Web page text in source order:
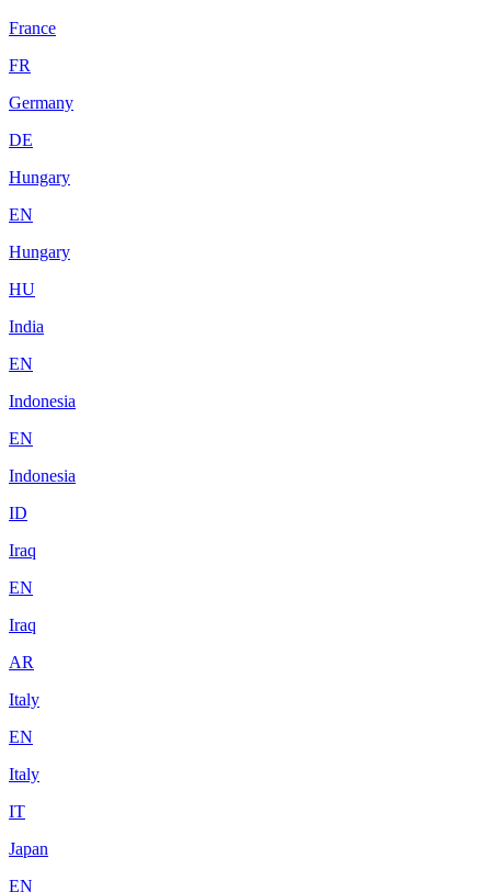
France
FR
Germany
DE
Hungary
EN
Hungary
HU
India
EN
Indonesia
EN
Indonesia
ID
Iraq
EN
Iraq
AR
Italy
EN
Italy
IT
Japan
EN